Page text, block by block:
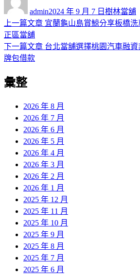
admin佈
日
2024 年 9 月 7 日 類
樹林當舖
文
章
導
覽
上一篇文章 上
篇
宜蘭龜山島賞鯨分享板橋
正區當舖
下一篇文章 下
台北當舖選擇桃園汽車融
牌包借款
彙整
2026 年 8 月
2026 年 7 月
2026 年 6 月
2026 年 5 月
2026 年 4 月
2026 年 3 月
2026 年 2 月
2026 年 1 月
2025 年 12 月
2025 年 11 月
2025 年 10 月
2025 年 9 月
2025 年 8 月
2025 年 7 月
2025 年 6 月